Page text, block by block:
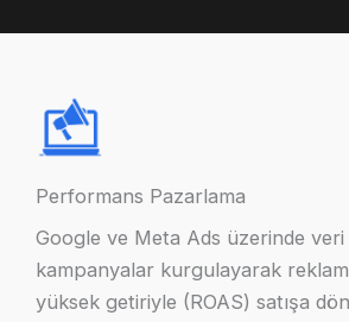
Performans Pazarlama
Google ve Meta Ads üzerinde veri
kampanyalar kurgulayarak
yüksek getiriyle (ROAS) satışa